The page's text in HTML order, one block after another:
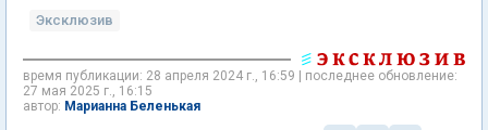
Эксклюзив
время публикации: 28 апреля 2024 г., 16:59 | последнее обновление:
27 мая 2025 г., 16:15
Марианна Беленькая